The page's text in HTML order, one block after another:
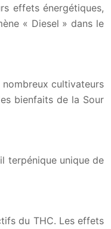
effets énergétiques,
« Diesel » dans le
nombreux cultivateurs
bienfaits de la Sour
terpénique unique de
du THC. Les effets